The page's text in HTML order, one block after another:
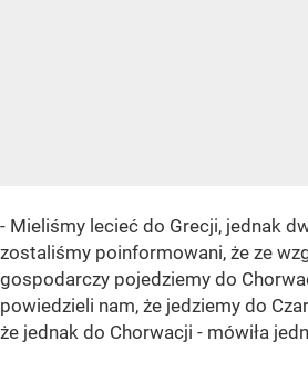
- Mieliśmy lecieć do Grecji, jednak
zostaliśmy poinformowani, że ze
gospodarczy pojedziemy do
powiedzieli nam, że jedziemy do
że jednak do Chorwacji - mówiła